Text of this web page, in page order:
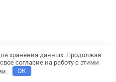
хранения данных. Продолжая
согласие на работу с этими
OK